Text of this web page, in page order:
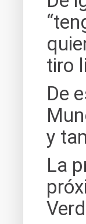
tiro
De
y
La